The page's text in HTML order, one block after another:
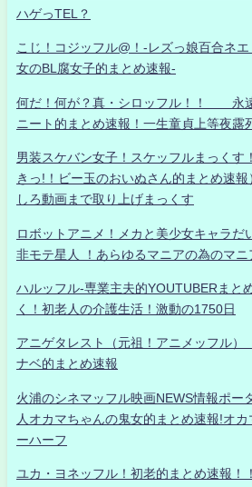
ハゲっTEL？
こじ！コジッフル@！-レズっ娘百合ネ
女のBL腐女子的まとめ速報-
何だ！何が？真・シロッフル！！ 永
ニート的まとめ速報！一生童貞上等夜露
男装スケバン女子！スケッフルまっくす
きっ!！ビー玉のおいぬさん的まとめ速
しろ動画まで取り上げまっくす
ロボットアニメ！メカと美少女キャラだ
非モテ星人 ！あらゆるマニアの為のマニ
ハルッフル-専業主夫的YOUTUBERまと
く！初老人の介護生活！激動の1750日
アニゲタレスト（元祖！アニメッフル
ナベ的まとめ速報
火浦のシネマッフル映画NEWS情報ポー
人オカマちゃんの鬼女的まとめ速報!オ
ーハーフ
ユカ・ヨネッフル！初老的まとめ速報！